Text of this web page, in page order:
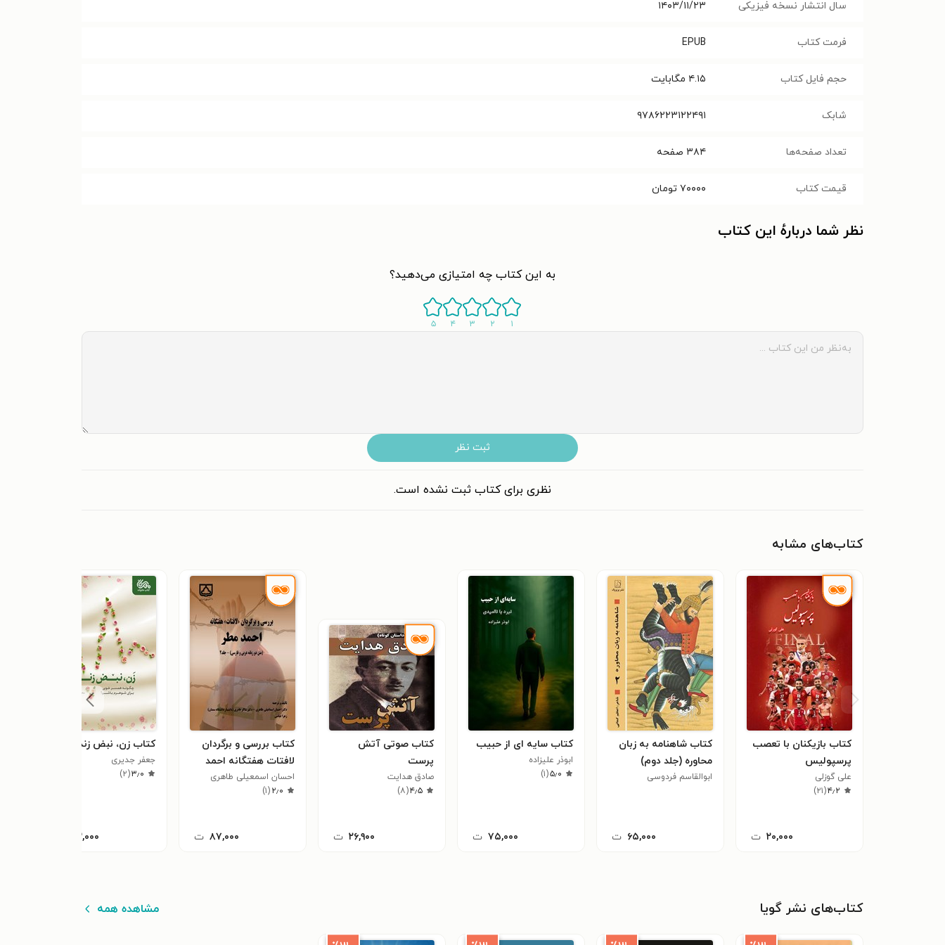
سال انتشار نسخه فیزیکی ۱۴۰۳/۱۱/۲۳
فرمت کتاب EPUB
حجم فایل کتاب ۴.۱۵ مگابایت
شابک ۹۷۸۶۲۲۳۱۲۲۴۹۱
تعداد صفحه‌ها ۳۸۴ صفحه
قیمت کتاب ۷۰۰۰۰ تومان
نظر شما دربارهٔ این کتاب
به این کتاب چه امتیازی می‌دهید؟
۱ ۲ ۳ ۴ ۵
ثبت نظر
نظری برای کتاب ثبت نشده است.
کتاب‌های مشابه
کتاب بازیکنان با تعصب
پرسپولیس
علی گوزلی
۴٫۲(۲۱)
۲۰,۰۰۰ ت
کتاب شاهنامه به زبان
محاوره (جلد دوم)
ابوالقاسم فردوسی
۶۵,۰۰۰ ت
کتاب سایه ای از حبیب
ابوذر علیزاده
۵٫۰(۱)
۷۵,۰۰۰ ت
کتاب صوتی آتش
پرست
صادق هدایت
۴٫۵(۸)
۲۶,۹۰۰ ت
کتاب بررسی و برگردان
لافتات هفتگانه احمد
مطر (جلد دوم)
احسان اسمعیلی طاهری
۲٫۰(۱)
۸۷,۰۰۰ ت
کتاب زن، نبض زندگی
جعفر جدیری
۳٫۰(۲)
۴۳,۰۰۰
کتاب‌های نشر گویا مشاهده همه